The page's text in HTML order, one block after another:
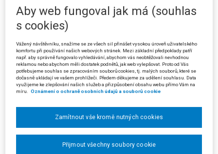
napadeného rozhodnutí odvolacího správního orgánu (finančního
ředitelství), toto žalobou napadené rozhodnutí pravomocně zrušeno,
nahrazeno jiným nebo změněno (§ 55b odst. 1 téhož zákona), nejsou
splněny podmínky pro vydání rozhodnutí ve věci samé (odpadl předmět
řízení). Krajskému soudu proto nezbude, než pro neodstranitelný
nedostatek podmínek řízení podanou žalobu odmítnout [§ 46 odst. 1 písm.
a) s. ř. s.] .“ Tuto linii (odpadnutí předmětu řízení poté, co je původní
rozhodnutí správního orgánu zrušeno v přezkumném řízení) následovaly
například rozsudky ze dne 28. 5. 2010, čj. 2 Afs 125/2009-104, č.
2207/2011 Sb. NSS (přezkumné řízení podle správního řádu), nebo ze
judikaturav situacích, kdy bylo žalobou napadené rozhodnutí
zrušeno v jiném (než přezkumném) řízení [např. v řízení podle § 12 odst.
usnesení NSS ze dne 14. 1. 2016, čj. 9 Ads 147/2015-24]. Jako další
Aby web fungoval jak má (souhlas
s cookies)
Vážený návštěvníku, snažíme se ze všech sil přinášet vysokou úroveň uživatelského
komfortu při používání našich webových stránek. Mezi základní předpoklady patří
např. aby správně fungovalo vyhledávání, abychom vás neobtěžovali nevhodnou
reklamou nebo abychom měli dostatek podnětů, jak web vylepšovat. Proto od Vás
potřebujeme souhlas se zpracováním souborů cookies, tj. malých souborů, které se
dočasně ukládají ve vašem prohlížeči. Předem děkujeme za udělení souhlasu. Data
využijeme ke zlepšování našich služeb a přizpůsobení obsahu webu přímo Vám na
míru. Oznámení o ochraně osobních údajů a souborů cookie
Zamítnout vše kromě nutných cookies
Přijmout všechny soubory cookie